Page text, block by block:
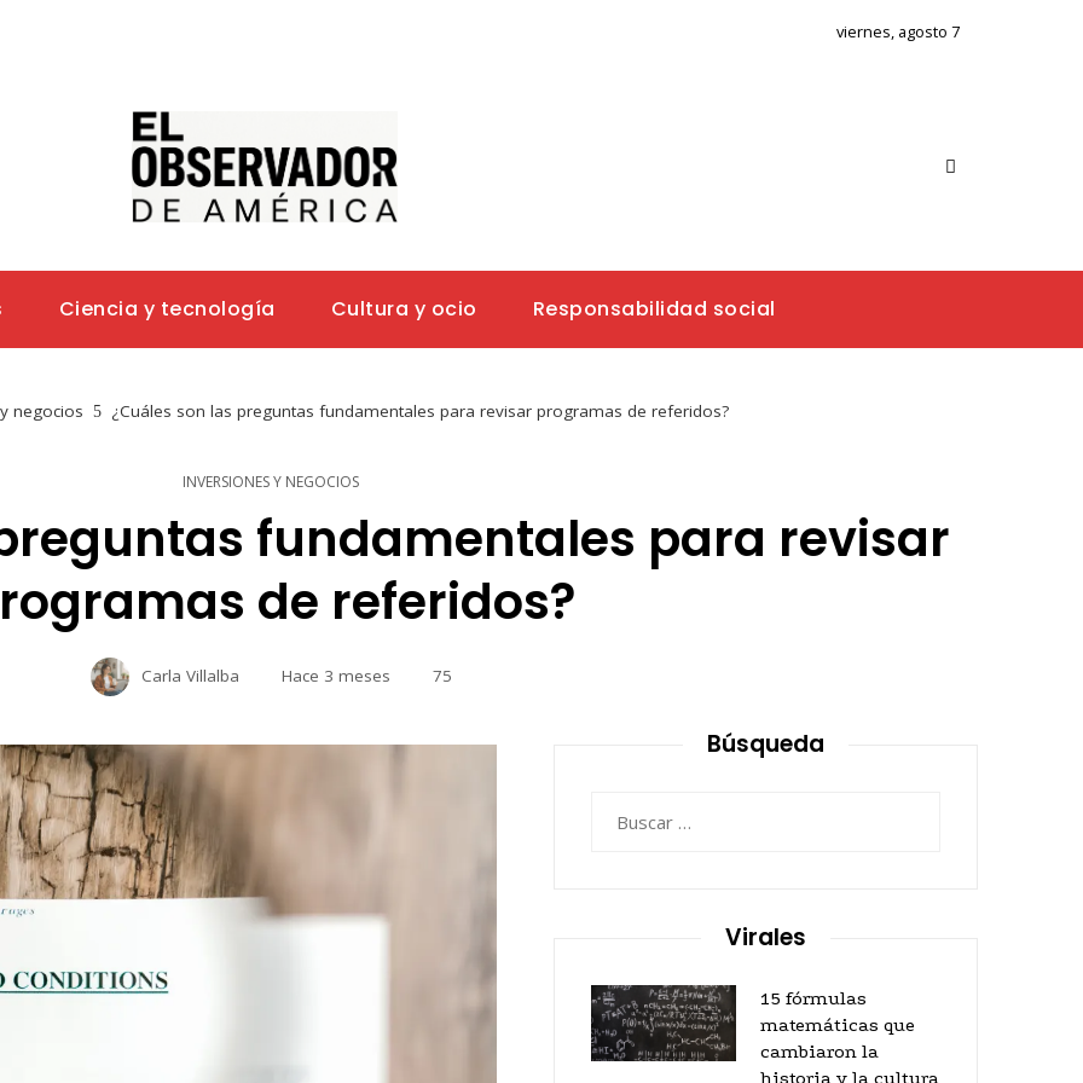
viernes, agosto 7
Ciencia y tecnología Cultura y ocio Responsabilidad social
negocios ¿Cuáles son las preguntas fundamentales para revisar programas de referidos?
INVERSIONES Y NEGOCIOS
fundamentales para revisar
de referidos?
Carla Villalba Hace 3 meses 75
Búsqueda
Virales
15 fórmulas
matemáticas que
cambiaron la
historia y la cultura